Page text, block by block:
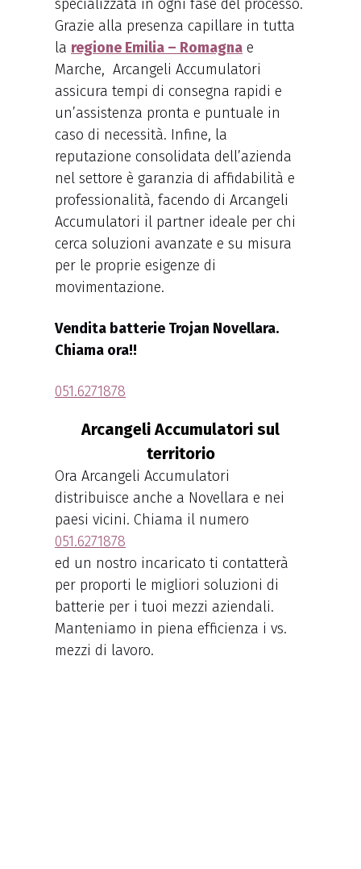
specializzata in ogni fase del processo.
Grazie alla presenza capillare in tutta
la regione Emilia – Romagna e
Marche, Arcangeli Accumulatori
assicura tempi di consegna rapidi e
un’assistenza pronta e puntuale in
caso di necessità. Infine, la
reputazione consolidata dell’azienda
nel settore è garanzia di affidabilità e
professionalità, facendo di Arcangeli
Accumulatori il partner ideale per chi
cerca soluzioni avanzate e su misura
per le proprie esigenze di
movimentazione.
Vendita batterie Trojan Novellara.
Chiama ora!!
051.6271878
Arcangeli Accumulatori sul
territorio
Ora Arcangeli Accumulatori
distribuisce anche a Novellara e nei
paesi vicini. Chiama il numero
051.6271878
ed un nostro incaricato ti contatterà
per proporti le migliori soluzioni di
batterie per i tuoi mezzi aziendali.
Manteniamo in piena efficienza i vs.
mezzi di lavoro.